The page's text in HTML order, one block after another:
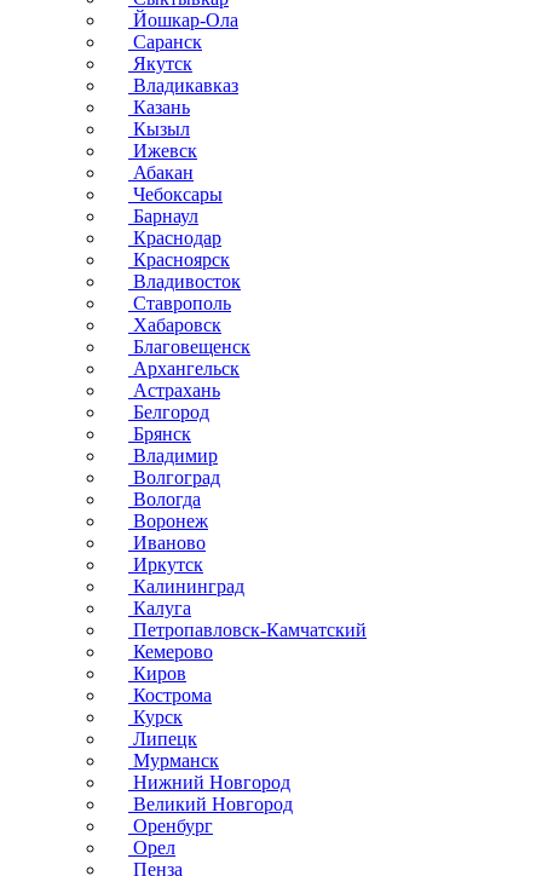
Йошкар-Ола
Саранск
Якутск
Владикавказ
Казань
Кызыл
Ижевск
Абакан
Чебоксары
Барнаул
Краснодар
Красноярск
Владивосток
Ставрополь
Хабаровск
Благовещенск
Архангельск
Астрахань
Белгород
Брянск
Владимир
Волгоград
Вологда
Воронеж
Иваново
Иркутск
Калининград
Калуга
Петропавловск-Камчатский
Кемерово
Киров
Кострома
Курск
Липецк
Мурманск
Нижний Новгород
Великий Новгород
Оренбург
Орел
Пенза